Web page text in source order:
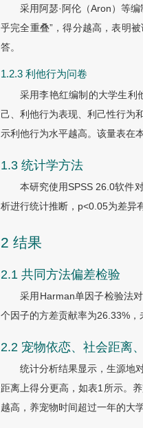
采用阿瑟·阿伦（Aron）等
乎完全重叠”，得分越高，表明
答。
1.2.3 利他行为问卷
采用李艳红编制的大学生利
己、利他行为表现、利己性行为
示利他行为水平越高。该量表在
1.3 统计学方法
本研究使用SPSS 26.0软件
析进行统计推断，p<0.05为差异
2 结果
2.1 共同方法偏差检验
采用Harman单因子检验法
个因子的方差贡献率为26.33%，
2.2 宠物依恋、社会距离
统计分析结果显示，生源地
距离上得分更高，如表1所示。
越高，养宠物时间超过一年的大